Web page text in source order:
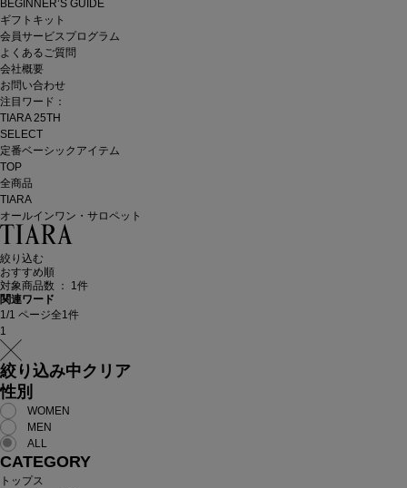
BEGINNER’S GUIDE
ギフトキット
会員サービスプログラム
よくあるご質問
会社概要
お問い合わせ
注目ワード：
TIARA 25TH
SELECT
定番ベーシックアイテム
TOP
全商品
TIARA
オールインワン・サロペット
絞り込む
おすすめ順
対象商品数 ： 1件
関連ワード
1/1 ページ全1件
1
絞り込み中クリア
性別
WOMEN
MEN
ALL
CATEGORY
トップス